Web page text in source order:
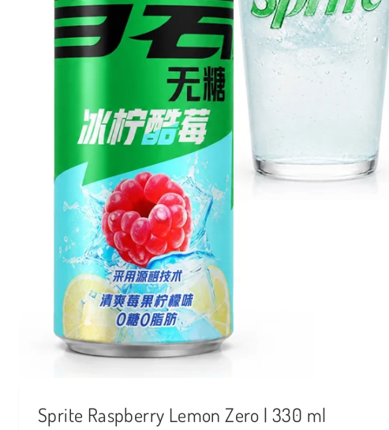
Sprite Raspberry Lemon Zero | 330 ml